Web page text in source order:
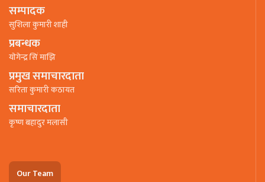
सम्पादक
सुशिला कुमारी शाही
प्रबन्धक
याेगेन्द्र सिं माझि
प्रमुख समाचारदाता
सरिता कुमारी कठायत
समाचारदाता
कृष्ण बहादुर मलासी
Our Team